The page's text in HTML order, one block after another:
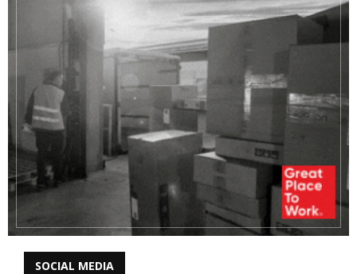
SOCIAL MEDIA